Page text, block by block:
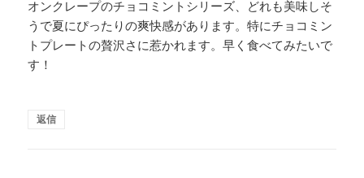
オンクレープのチョコミントシリーズ、どれも美味しそ
うで夏にぴったりの爽快感があります。特にチョコミン
トプレートの贅沢さに惹かれます。早く食べてみたいで
す！
返信